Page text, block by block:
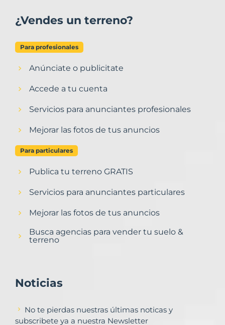
¿Vendes un terreno?
Para profesionales
Anúnciate o publicitate
Accede a tu cuenta
Servicios para anunciantes profesionales
Mejorar las fotos de tus anuncios
Para particulares
Publica tu terreno GRATIS
Servicios para anunciantes particulares
Mejorar las fotos de tus anuncios
Busca agencias para vender tu suelo &
terreno
Noticias
No te pierdas nuestras últimas noticas y
subscribete ya a nuestra Newsletter